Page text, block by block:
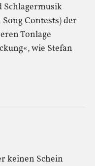
Schlagermusik
Contests) der
Tonlage
wie Stefan
keinen Schein